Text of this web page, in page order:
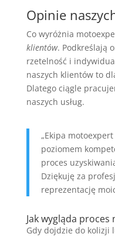
Opinie
Co wyróżnia
klientów. Podkreślają
rzetelność i
naszych klientów to
Dlatego ciągle
naszych usług.
„Ekipa
poziomem
proces
Dziękuję za
reprezentację
Jak wygląda proces
Gdy dojdzie do kolizji